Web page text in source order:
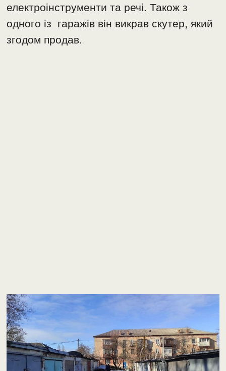
електроінструменти та речі. Також з
одного із гаражів він викрав скутер, який
згодом продав.